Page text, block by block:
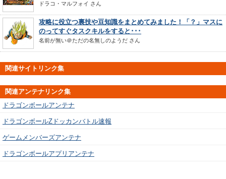
ドラコ・マルフォイ さん
攻略に役立つ裏技や豆知識をまとめてみました！「？」マスに
のってすぐタスクキルをすると･･･
名前が無い＠ただの名無しのようだ さん
関連サイトリンク集
関連アンテナリンク集
ドラゴンボールアンテナ
ドラゴンボールZドッカンバトル速報
ゲームメンバーズアンテナ
ドラゴンボールアプリアンテナ